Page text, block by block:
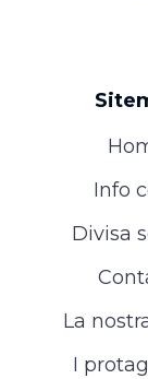
Info
Divisa
La
I